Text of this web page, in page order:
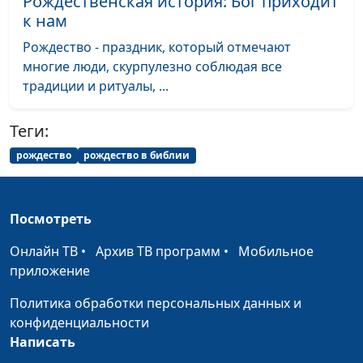
священнослужитель
Победа с Богом
Андрей Качалаба,
священнослужитель
Чистое или нечистое
Пять принципов
христианина
Андрей Качалаба,
священнослужитель
какой Бог задумал
Божья воля в моей
Мужчины в Библии и
сегодня
к нам
Рождество - праздник, который отмечают
многие люди, скурпулезно соблюдая все
традиции и ритуалы, ...
Теги:
рождество рождество в библии
Посмотреть
Онлайн ТВ • Архив ТВ программ • Мобильное
приложение
Политика обработки персональных данных и
конфиденциальности
Написать